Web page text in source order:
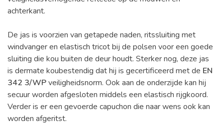
achterkant.
De jas is voorzien van getapede naden, ritssluiting met
windvanger en elastisch tricot bij de polsen voor een goede
sluiting die kou buiten de deur houdt. Sterker nog, deze jas
is dermate koubestendig dat hij is gecertificeerd met de EN
342 3/WPveiligheidsnorm. Ook aan de onderzijde kan hij
secuur worden afgesloten middels een elastisch rijgkoord.
Verder is er een gevoerde capuchon die naar wens ook kan
worden afgeritst.